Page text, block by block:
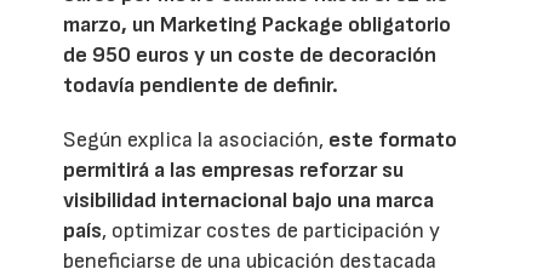
marzo, un Marketing Package obligatorio
de 950 euros y un coste de decoración
todavía pendiente de definir.
Según explica la asociación, este formato
permitirá a las empresas reforzar su
visibilidad internacional bajo una marca
país, optimizar costes de participación y
beneficiarse de una ubicación destacada